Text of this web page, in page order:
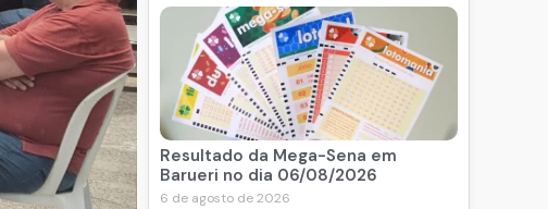
Resultado da Mega-Sena em
Barueri no dia 06/08/2026
6 de agosto de 2026